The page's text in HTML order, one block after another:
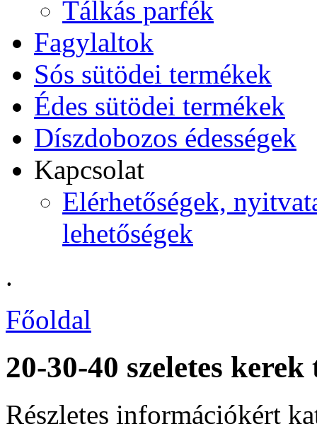
Tálkás parfék
Fagylaltok
Sós sütödei termékek
Édes sütödei termékek
Díszdobozos édességek
Kapcsolat
Elérhetőségek,
lehetőségek
.
Főoldal
20-30-40 szeletes
Részletes információkért